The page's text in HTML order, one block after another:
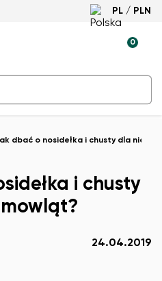
PL / PLN
0
dbać o nosidełka i chusty dla
i chusty
24.04.2019